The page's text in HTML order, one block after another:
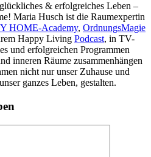
& erfolgreiches Leben –
Maria Husch ist die Raumexpertin
HOME-Academy, OrdnungsMagie
Happy Living Podcast, in TV-
und erfolgreichen Programmen
inneren Räume zusammenhängen
nicht nur unser Zuhause und
ganzes Leben, gestalten.